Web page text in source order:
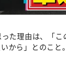
た理由は、「
から」とのこと。